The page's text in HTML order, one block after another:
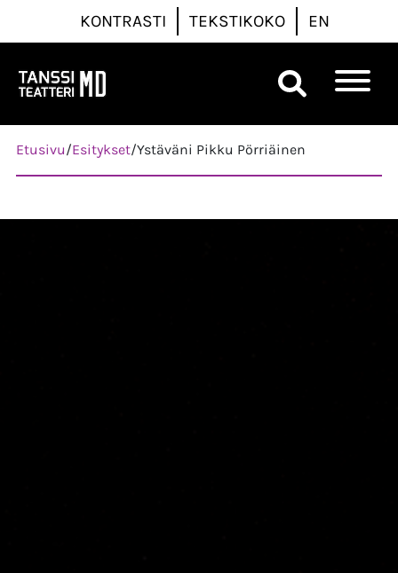
KONTRASTI TEKSTIKOKO EN
Päävalikko
Etusivu/Esitykset/Ystäväni Pikku Pörriäinen